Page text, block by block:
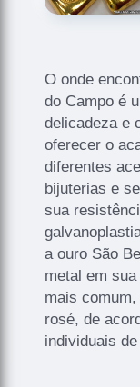
O onde
do Campo é
delicadeza e
oferecer o
diferentes
bijuterias e
sua
a ouro São
metal em
mais
rosé, de
individuais